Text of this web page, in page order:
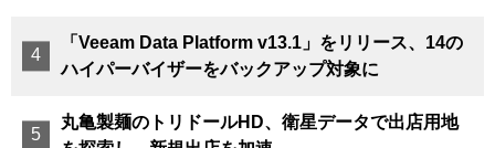
「Veeam Data Platform v13.1」をリリース、14の
ハイパーバイザーをバックアップ対象に
丸亀製麺のトリドールHD、衛星データで出店用地